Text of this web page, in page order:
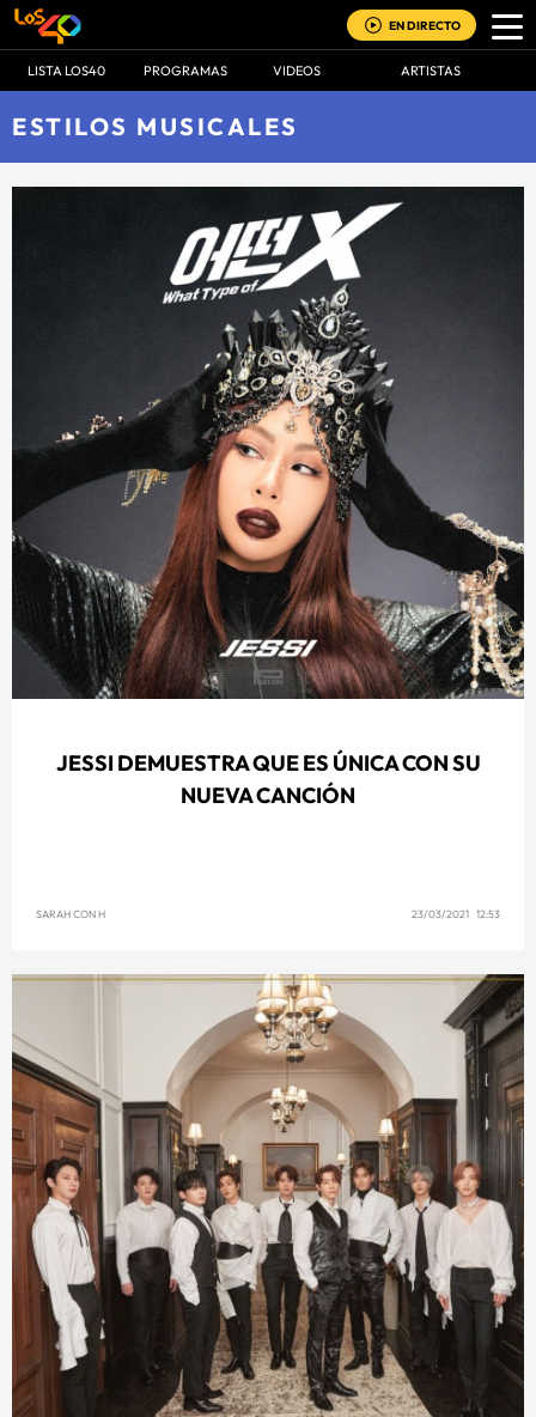
EN DIRECTO
LISTA LOS40 PROGRAMAS VIDEOS ARTISTAS
ESTILOS MUSICALES
JESSI DEMUESTRA QUE ES ÚNICA CON SU
NUEVA CANCIÓN
SARAH CON H 23/03/2021 12:53